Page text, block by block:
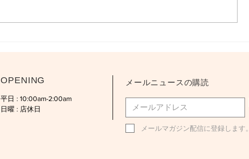
OPENING
平日 : 10:00am-2:00am
日曜 : 店休日
メールニュースの購読
メールマガジン配信に登録します。